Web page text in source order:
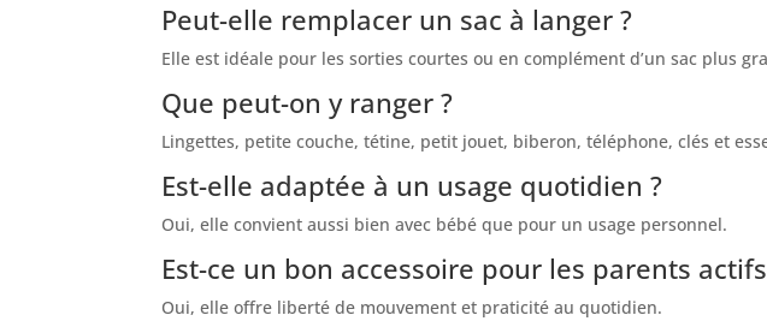
Peut-elle remplacer un sac à langer ?
Elle est idéale pour les sorties courtes ou en complément d’un sac plus
Que peut-on y ranger ?
Lingettes, petite couche, tétine, petit jouet, biberon, téléphone, clés et
Est-elle adaptée à un usage quotidien ?
Oui, elle convient aussi bien avec bébé que pour un usage personnel.
Est-ce un bon accessoire pour les parents
Oui, elle offre liberté de mouvement et praticité au quotidien.